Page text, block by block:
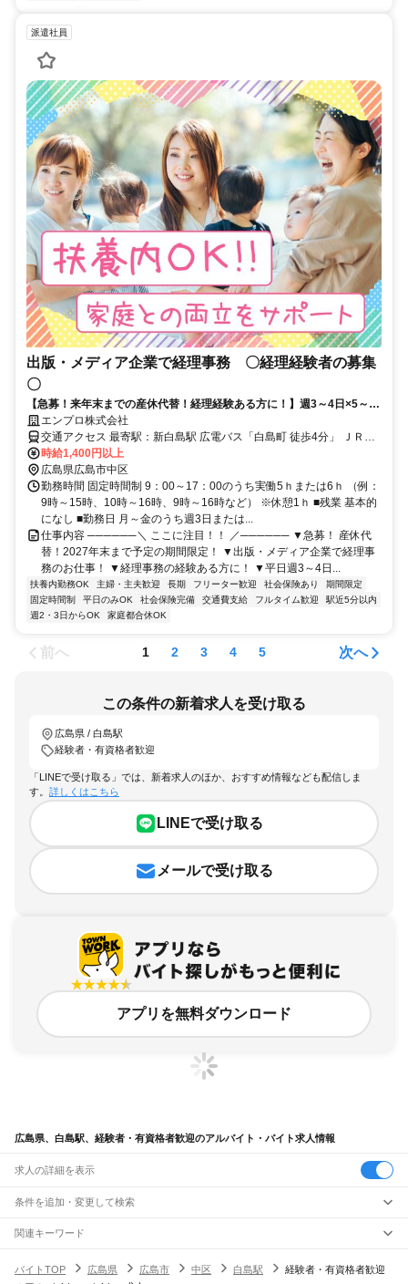
派遣社員
出版・メディア企業で経理事務 〇経理経験者の募集
〇
【急募！来年末までの産休代替！経理経験ある方に！】週3～4日×5～6
ｈ／ママ社員も時短で活躍中！ご家庭との両立を応援！＠新白島駅そば
エンプロ株式会社
交通アクセス 最寄駅：新白島駅 広電バス「白島町 徒歩4分」 ＪＲ各
線・アストラムライン「新白島駅 徒歩5分」 広島電鉄白島線「白島駅
徒歩7分」 所在地：広島県広島市中区東白島町
時給1,400円以上
広島県広島市中区
勤務時間 固定時間制 9：00～17：00のうち実働5ｈまたは6ｈ （例：
9時～15時、10時～16時、9時～16時など） ※休憩1ｈ ■残業 基本的
になし ■勤務日 月～金のうち週3日または...
仕事内容 ──────＼ ここに注目！！ ／────── ▼急募！ 産休代
替！2027年末まで予定の期間限定！ ▼出版・メディア企業で経理事
務のお仕事！ ▼経理事務の経験ある方に！ ▼平日週3～4日...
扶養内勤務OK 主婦・主夫歓迎 長期 フリーター歓迎 社会保険あり
期間限定
固定時間制
平日のみOK 社会保険完備 交通費支給 フルタイム歓迎
駅近5分以内
週2・3日からOK
家庭都合休OK
前へ 1 2 3 4 5 次へ
この条件の新着求人を受け取る
広島県 / 白島駅
経験者・有資格者歓迎
「LINEで受け取る」では、新着求人のほか、おすすめ情報なども配信しま
す。 詳しくはこちら
LINEで受け取る
メールで受け取る
アプリを無料ダウンロード
広島県、白島駅、経験者・有資格者歓迎のアルバイト・バイト求人情報
求人の詳細を表示
条件を追加・変更して検索
市区町村を追加・変更
広島県すべて
駅を追加・変更
関連キーワード
バイトTOP
広島県 広島市 中区 白島駅
経験者・有資格者歓迎